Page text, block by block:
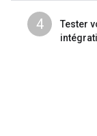
4
Tester